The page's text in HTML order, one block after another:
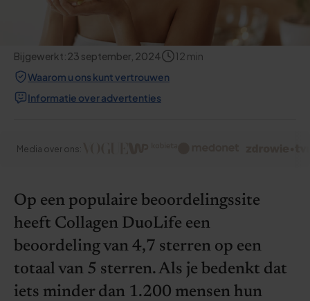
Bijgewerkt:23 september, 2024 12 min
Waarom u ons kunt vertrouwen
Informatie over advertenties
Media over ons:
Op een populaire beoordelingssite
heeft Collagen DuoLife een
beoordeling van 4,7 sterren op een
totaal van 5 sterren. Als je bedenkt dat
iets minder dan 1.200 mensen hun